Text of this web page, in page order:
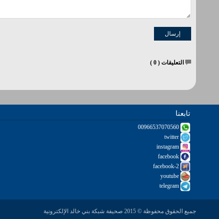
التعليقات ( 0
)
تابعنا
جميع الحقوق محفوظة © 2015 صحيفة شبكة بني خالد الإلكترونية